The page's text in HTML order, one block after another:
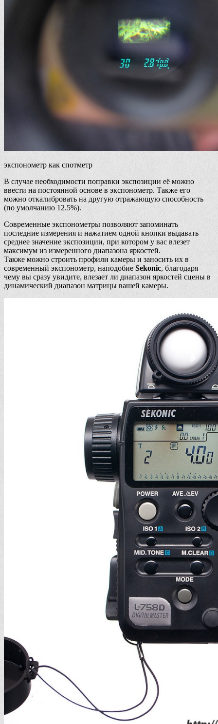
экспонометр как спотметр
В случае необходимости поправки экспозиции её можно
ввести на постоянной основе в экспонометр. Также его
можно откалибровать на другую отражающую способность
(по умолчанию 12.5%).
Современные экспонометры позволяют запоминать
последние измерения и нажатием одной кнопки выдавать
среднее значение экспозиции, при котором у вас влезет
максимум из измеренного диапазона яркостей.
Также можно строить профили камеры и заносить их в
современный экспонометр, наподобие Sekonic, благодаря
чему вы сразу увидите, влезает ли диапазон яркостей сцены в
динамический диапазон матрицы вашей камеры.